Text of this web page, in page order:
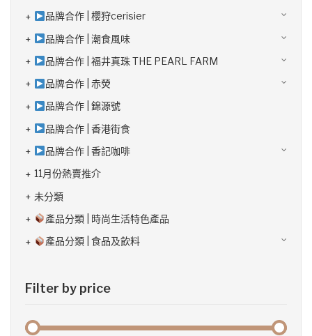
品牌合作 | 櫻狩cerisier
品牌合作 | 潮食風味
品牌合作 | 福井真珠 THE PEARL FARM
品牌合作 | 赤熒
品牌合作 | 錦源號
品牌合作 | 香港街食
品牌合作 | 香記咖啡
11月份熱賣推介
未分類
產品分類 | 時尚生活特色產品
產品分類 | 食品及飲料
Filter by price